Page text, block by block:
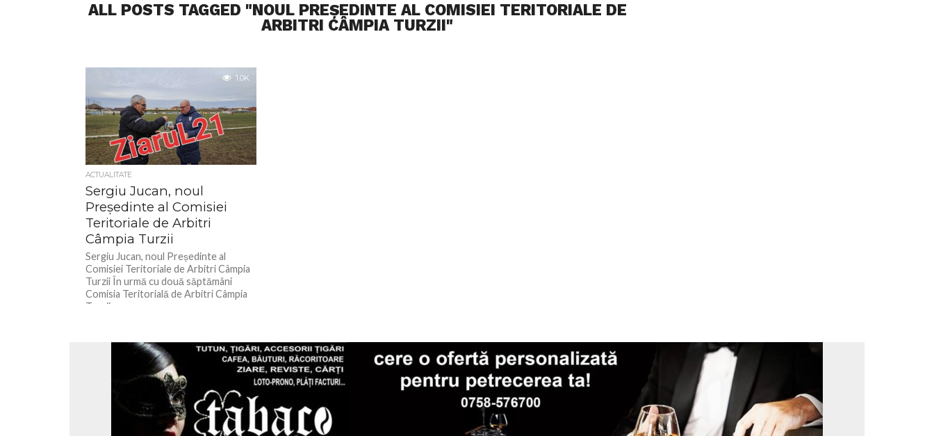
ALL POSTS TAGGED "NOUL PREȘEDINTE AL COMISIEI TERITORIALE DE
ARBITRI CÂMPIA TURZII"
1.0K
ACTUALITATE
Sergiu Jucan, noul
Președinte al Comisiei
Teritoriale de Arbitri
Câmpia Turzii
Sergiu Jucan, noul Președinte al
Comisiei Teritoriale de Arbitri Câmpia
Turzii În urmă cu două săptămâni
Comisia Teritorială de Arbitri Câmpia
Turzii...